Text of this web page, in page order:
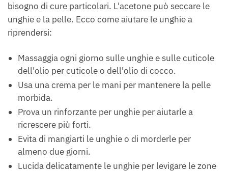
bisogno di cure particolari. L'acetone può seccare le
unghie e la pelle. Ecco come aiutare le unghie a
riprendersi:
Massaggia ogni giorno sulle unghie e sulle cuticole
dell'olio per cuticole o dell'olio di cocco.
Usa una crema per le mani per mantenere la pelle
morbida.
Prova un rinforzante per unghie per aiutarle a
ricrescere più forti.
Evita di mangiarti le unghie o di morderle per
almeno due giorni.
Lucida delicatamente le unghie per levigare le zone